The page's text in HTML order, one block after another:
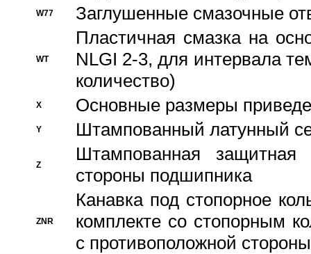
W77 Заглушенные смазочные
WT
Пластичная смазка на
NLGI 2-3, для интервала
количество)
X Основные размеры
Y Штампованный латунный
Z
Штампованная
стороны подшипника
ZNR
Канавка под стопорное
комплекте со стопорным
с противоположной стороны